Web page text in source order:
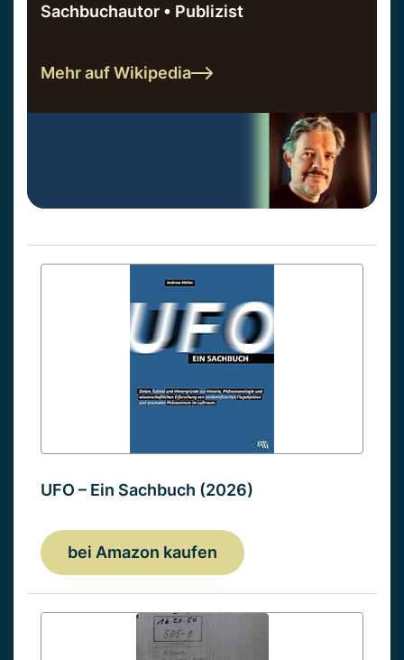
Sachbuchautor • Publizist
Mehr auf Wikipedia
UFO – Ein Sachbuch (2026)
bei Amazon kaufen